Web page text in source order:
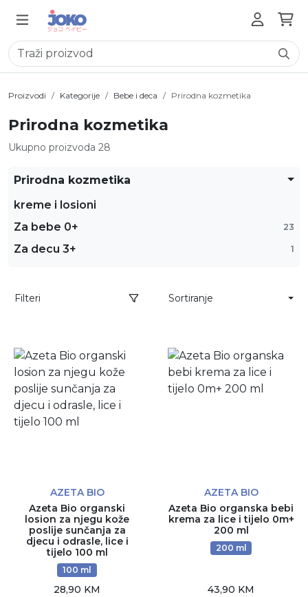
Proizvodi Kategorije Bebe i deca Prirodna kozmetika
Prirodna kozmetika
Ukupno proizvoda 28
Prirodna kozmetika
kreme i losioni
Za bebe 0+
23
Za decu 3+ 1
Filteri Sortiranje
AZETA BIO
Azeta Bio organski
losion za njegu kože
poslije sunčanja za
djecu i odrasle, lice i
tijelo 100 ml
100 ml
28,90 KM
AZETA BIO
Azeta Bio organska bebi
krema za lice i tijelo 0m+
200 ml
200 ml
43,90 KM